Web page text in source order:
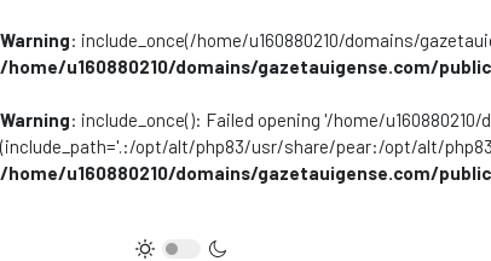
Warning: include_once(/home/u160880210/domains/
/home/u160880210/domains/gazetauigense.com/
Warning: include_once(): Failed opening '/home/
(include_path='.:/opt/alt/php83/usr/share/pear:/opt/alt/
/home/u160880210/domains/gazetauigense.com/